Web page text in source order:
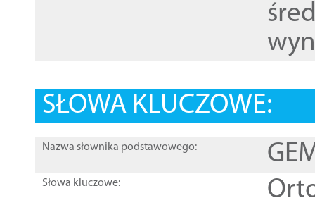
SŁOWA KLUCZOWE:
Nazwa słownika podstawowego:
Słowa kluczowe: